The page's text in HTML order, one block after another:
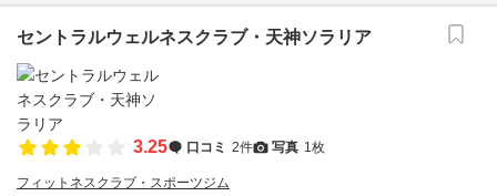
セントラルウェルネスクラブ・天神ソラリア
3.25 口コミ 2件 写真 1枚
フィットネスクラブ・スポーツジム